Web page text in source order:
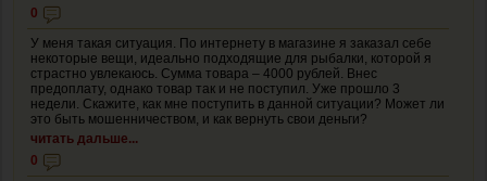
0
У меня такая ситуация. По интернету в магазине я заказал себе
некоторые вещи, идеально подходящие для рыбалки, которой я
страстно увлекаюсь. Сумма товара – 4000 рублей. Внес
предоплату, однако товар так и не поступил. Уже прошло 3
недели. Скажите, как мне поступить в данной ситуации? Может ли
это быть мошенничеством, и как вернуть свои деньги?
читать дальше...
0